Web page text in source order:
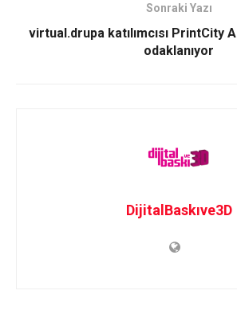
Sonraki Yazı
virtual.drupa katılımcısı PrintCity
odaklanıyor
DijitalBaskıve3D